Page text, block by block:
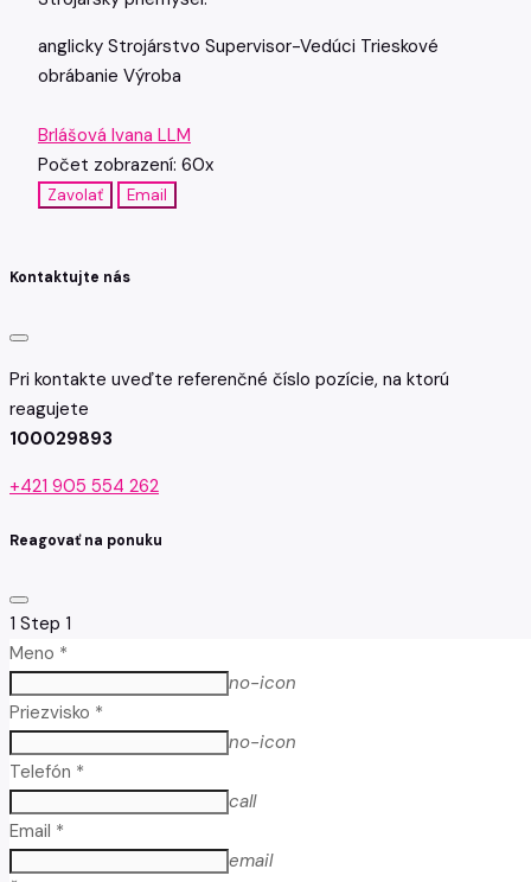
anglicky Strojárstvo Supervisor-Vedúci Trieskové
obrábanie Výroba
Brlášová Ivana LLM
Počet zobrazení: 60x
Zavolať Email
Kontaktujte nás
Pri kontakte uveďte referenčné číslo pozície, na ktorú
reagujete
100029893
+421 905 554 262
Reagovať na ponuku
1 Step 1
Meno *
no-icon
Priezvisko *
no-icon
Telefón *
call
Email *
email